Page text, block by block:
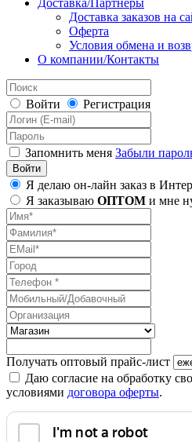
Доставка/Партнеры
Доставка заказов на
Оферта
Условия обмена и
О компании/Контакты
Войти Регистрация
Запомнить меня Забыли
Я делаю он-лайн заказ в
Я заказываю ОПТОМ и мне
Получать оптовый прайс-лист
Даю согласие на обработку
условиями договора оферты.